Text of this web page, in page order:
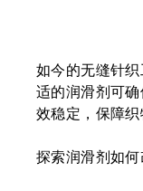
如今的无缝针
适的润滑剂可
效稳定，保障织
探索润滑剂如何